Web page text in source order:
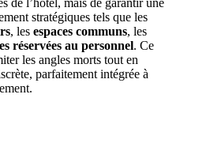
de l’hôtel, mais de garantir une
stratégiques tels que les
, les espaces communs, les
réservées au personnel. Ce
les angles morts tout en
parfaitement intégrée à